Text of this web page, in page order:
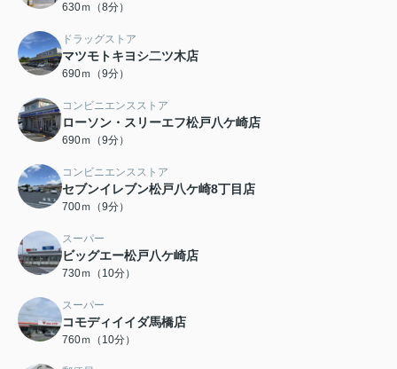
630ｍ（8分）
ドラッグストア
マツモトキヨシ二ツ木店
690ｍ（9分）
コンビニエンスストア
ローソン・スリーエフ松戸八ケ崎店
690ｍ（9分）
コンビニエンスストア
セブンイレブン松戸八ケ崎8丁目店
700ｍ（9分）
スーパー
ビッグエー松戸八ケ崎店
730ｍ（10分）
スーパー
コモディイイダ馬橋店
760ｍ（10分）